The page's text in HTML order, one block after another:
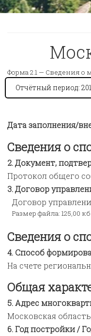
Форма 2.1 — Сведения о
Отчётный период:
Дата заполнения/
Сведения о
Документ,
Протокол общего
Договор
Договор
Размер файла: 125,00 кб
Сведения о
Способ
На счете
Общая
Адрес
Московская
Год постройки /